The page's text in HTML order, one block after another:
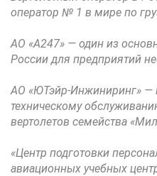
оператор № 1 в мире по
АО «А247» — один из
России для предприятий
АО «ЮТэйр-Инжиниринг» —
техническому
вертолетов семейства
«Центр подготовки
авиационных учебных